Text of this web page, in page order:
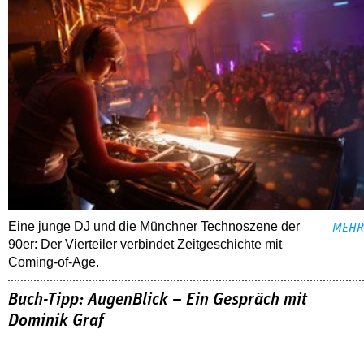
Eine junge DJ und die Münchner Technoszene der
90er: Der Vierteiler verbindet Zeitgeschichte mit
Coming-of-Age.
MEHR
Buch-Tipp: AugenBlick – Ein Gespräch mit
Dominik Graf